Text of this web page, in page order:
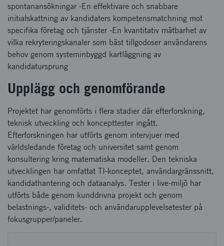
spontanansökningar -En effektivare och snabbare
initialskattning av kandidaters kompetensmatchning mot
specifika företag och tjänster -En kvantitativ mätbarhet av
vilka rekryteringskanaler som bäst tillgodoser användarens
behov genom systeminbyggd kartläggning av
kandidatursprung
Upplägg och genomförande
Projektet har genomförts i flera stadier där efterforskning,
teknisk utveckling och koncepttester ingått.
Efterforskningen har utförts genom intervjuer med
världsledande företag och universitet samt genom
konsultering kring matematiska modeller. Den tekniska
utvecklingen har omfattat TI-konceptet, användargränssnitt,
kandidathantering och dataanalys. Tester i live-miljö har
utförts både genom kunddrivna projekt och genom
belastnings-, validitets- och användarupplevelsetester på
fokusgrupper/paneler.